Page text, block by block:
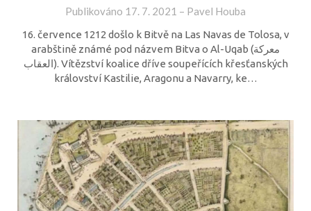
Publikováno 17. 7. 2021 – Pavel Houba
16. července 1212 došlo k Bitvě na Las Navas de Tolosa, v
arabštině známé pod názvem Bitva o Al-Uqab (معركة
العقاب‎). Vítězství koalice dříve soupeřících křesťanských
království Kastilie, Aragonu a Navarry, ke…